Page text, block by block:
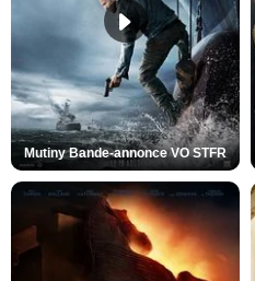
Mutiny Bande-annonce VO STFR